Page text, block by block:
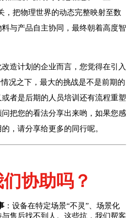
，把物理世界的动态完整映射至数
与产品自主协同，最终朝着高度智
造计划的企业而言，您觉得在引入
况之下，最大的挑战是不是前期的
者是后期的人员培训还有流程重塑
把您的看法分享出来哟，如果您感
，请分享给更多的同行呢。
协助吗？
：设备在特定场景“不灵”、场景化
售后找不到人。这些坑，我们帮客